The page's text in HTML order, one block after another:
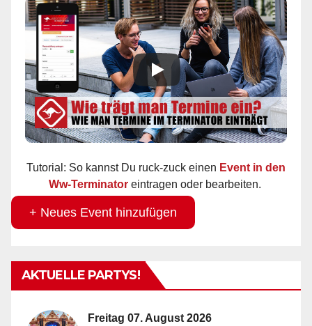
Tutorial: So kannst Du ruck-zuck einen Event in den
Ww-Terminator eintragen oder bearbeiten.
+ Neues Event hinzufügen
AKTUELLE PARTYS!
Freitag 07. August 2026